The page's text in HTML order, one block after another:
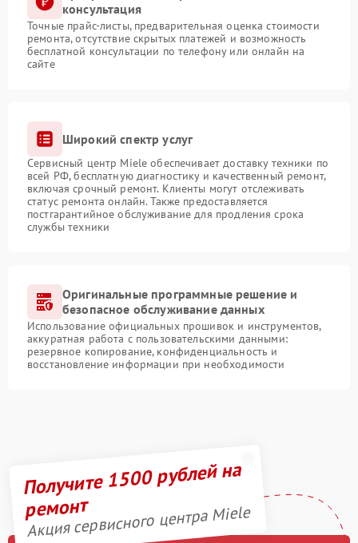
консультация
Точные прайс-листы, предварительная оценка стоимости
ремонта, отсутствие скрытых платежей и возможность
бесплатной консультации по телефону или онлайн на
сайте
Широкий спектр услуг
Сервисный центр Miele обеспечивает доставку техники по
всей РФ, бесплатную диагностику и качественный ремонт,
включая срочный ремонт. Клиенты могут отслеживать
статус ремонта онлайн. Также предоставляется
постгарантийное обслуживание для продления срока
службы техники
Оригинальные программные решение и
безопасное обслуживание данных
Использование официальных прошивок и инструментов,
аккуратная работа с пользовательскими данными:
резервное копирование, конфиденциальность и
восстановление информации при необходимости
Получите 1500 рублей на
ремонт
Акция сервисного центра Miele